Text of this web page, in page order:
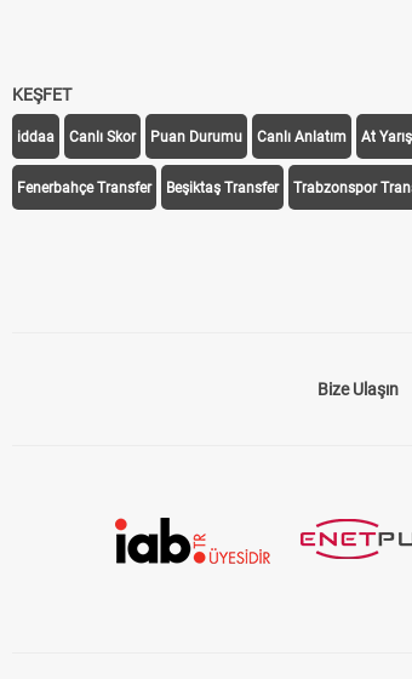
KEŞFET
iddaa Canlı Skor Puan Durumu Canlı Anlatım At
Fenerbahçe Transfer Beşiktaş Transfer Trabzonspor
Bize Ulaşın